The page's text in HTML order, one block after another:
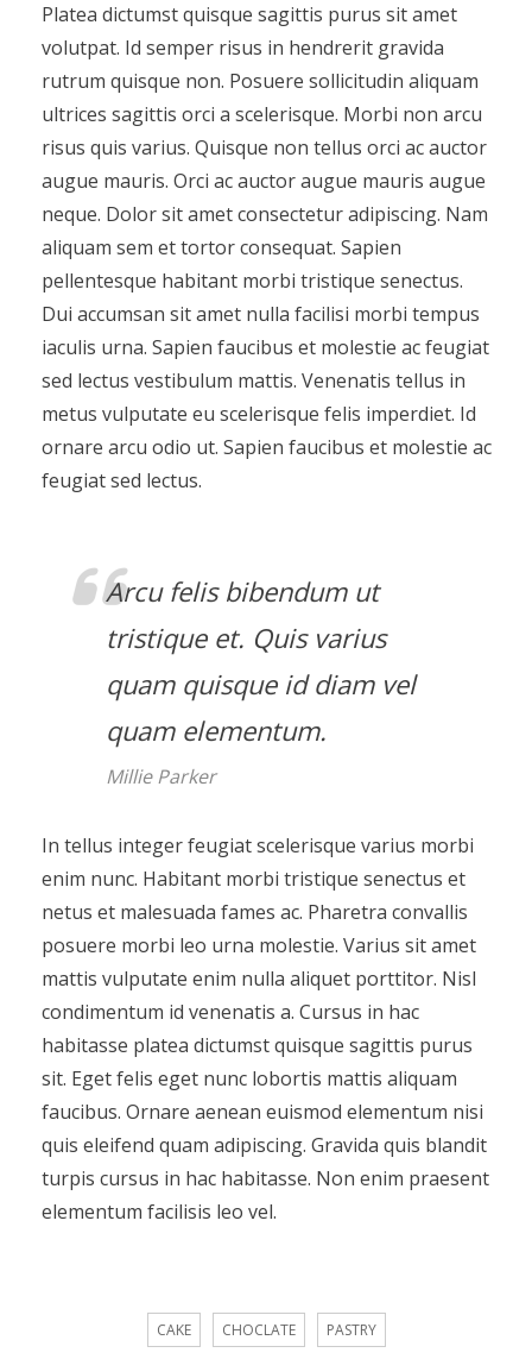
Platea dictumst quisque sagittis purus sit amet
volutpat. Id semper risus in hendrerit gravida
rutrum quisque non. Posuere sollicitudin aliquam
ultrices sagittis orci a scelerisque. Morbi non arcu
risus quis varius. Quisque non tellus orci ac auctor
augue mauris. Orci ac auctor augue mauris augue
neque. Dolor sit amet consectetur adipiscing. Nam
aliquam sem et tortor consequat. Sapien
pellentesque habitant morbi tristique senectus.
Dui accumsan sit amet nulla facilisi morbi tempus
iaculis urna. Sapien faucibus et molestie ac feugiat
sed lectus vestibulum mattis. Venenatis tellus in
metus vulputate eu scelerisque felis imperdiet. Id
ornare arcu odio ut. Sapien faucibus et molestie ac
feugiat sed lectus.
Arcu felis bibendum ut
tristique et. Quis varius
quam quisque id diam vel
quam elementum.
Millie Parker
In tellus integer feugiat scelerisque varius morbi
enim nunc. Habitant morbi tristique senectus et
netus et malesuada fames ac. Pharetra convallis
posuere morbi leo urna molestie. Varius sit amet
mattis vulputate enim nulla aliquet porttitor. Nisl
condimentum id venenatis a. Cursus in hac
habitasse platea dictumst quisque sagittis purus
sit. Eget felis eget nunc lobortis mattis aliquam
faucibus. Ornare aenean euismod elementum nisi
quis eleifend quam adipiscing. Gravida quis blandit
turpis cursus in hac habitasse. Non enim praesent
elementum facilisis leo vel.
CAKE CHOCLATE PASTRY